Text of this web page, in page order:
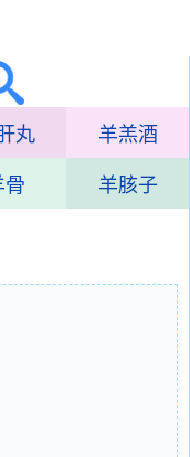
丸 羊羔酒
骨 羊胲子